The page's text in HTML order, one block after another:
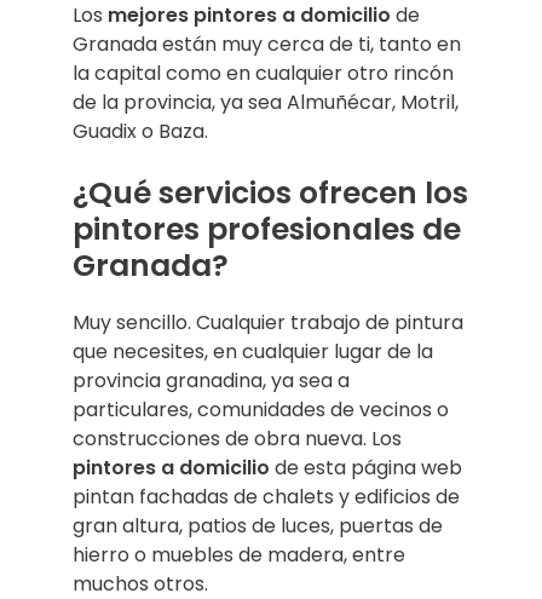
Los mejores pintores a domicilio de
Granada están muy cerca de ti, tanto en
la capital como en cualquier otro rincón
de la provincia,ya sea Almuñécar, Motril,
Guadix o Baza.
¿Qué servicios ofrecen los
pintores profesionales de
Granada?
Muy sencillo. Cualquier trabajo de pintura
que necesites, en cualquier lugar de la
provincia granadina, ya sea a
particulares, comunidades de vecinos o
construcciones de obra nueva. Los
pintores a domicilio de esta página web
pintan fachadas de chalets y edificios de
gran altura, patios de luces, puertas de
hierro o muebles de madera, entre
muchos otros.